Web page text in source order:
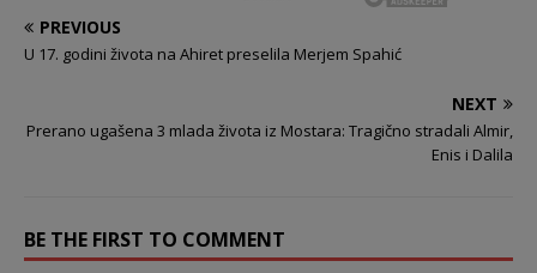
PREVIOUS
U 17. godini života na Ahiret preselila Merjem Spahić
NEXT
Prerano ugašena 3 mlada života iz Mostara: Tragično stradali Almir,
Enis i Dalila
BE THE FIRST TO COMMENT